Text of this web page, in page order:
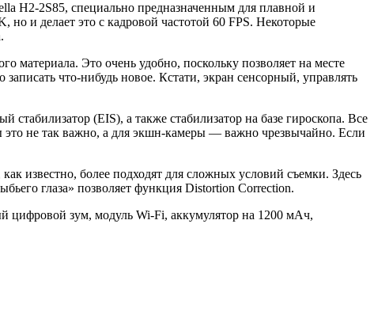
H2-2S85, специально предназначенным для плавной и
но и делает это с кадровой частотой 60 FPS. Некоторые
материала. Это очень удобно, поскольку позволяет на месте
что-нибудь новое. Кстати, экран сенсорный, управлять
(EIS), а также стабилизатор на базе гироскопа. Все
это не так важно, а для экшн-камеры — важно чрезвычайно. Если
известно, более подходят для сложных условий съемки. Здесь
глаза» позволяет функция Distortion Correction.
цифровой зум, модуль Wi-Fi, аккумулятор на 1200 мАч,